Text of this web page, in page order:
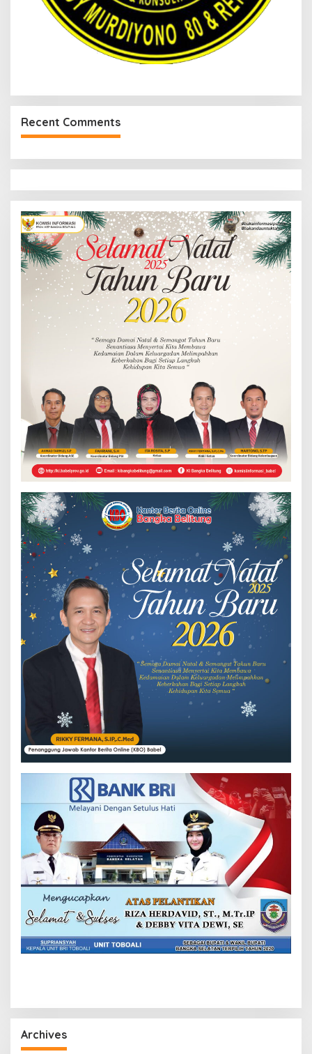
Recent Comments
Archives